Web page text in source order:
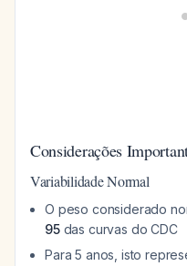
Considerações
Variabilidade Normal
O peso considerado
95das curvas do CDC
Para 5 anos, isto